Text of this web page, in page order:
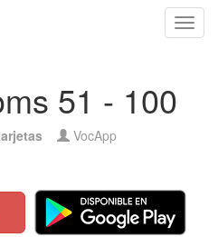
51 - 100
VocApp